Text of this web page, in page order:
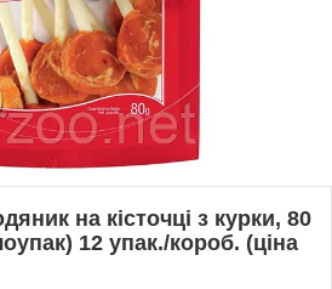
на кісточці з курки, 80
12 упак./короб. (ціна